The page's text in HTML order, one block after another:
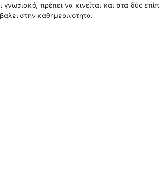
γνωσιακό, πρέπει να κινείται και στα δύο
στην καθημερινότητα.